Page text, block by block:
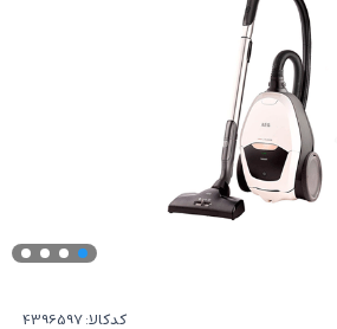
کدکالا: